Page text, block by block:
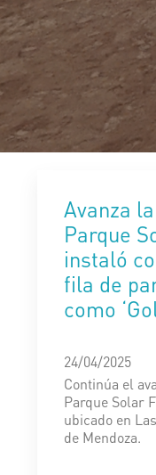
Avanza
Parque
instaló
fila de
como
24/04/2025
Continúa el
Parque Solar
ubicado en
de Mendoza.